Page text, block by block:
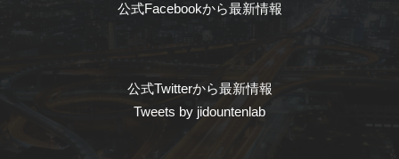
公式Facebookから最新情報
公式Twitterから最新情報
Tweets by jidountenlab